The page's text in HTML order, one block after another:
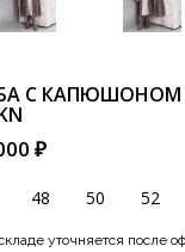
С КАПЮШОНОМ
₽
48 50 52
уточняется после